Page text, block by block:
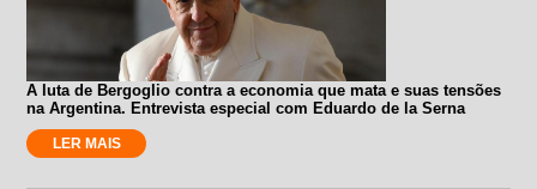
A luta de Bergoglio contra a economia que mata e suas tensões
na Argentina. Entrevista especial com Eduardo de la Serna
LER MAIS